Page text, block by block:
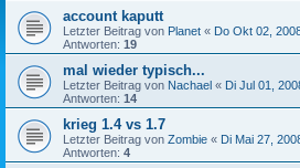
account kaputt
Letzter Beitrag von Planet « Do Okt 02,
Antworten: 19
mal wieder typisch...
Letzter Beitrag von Nachael « Di Jul 01,
Antworten: 14
krieg 1.4 vs 1.7
Letzter Beitrag von Zombie « Di Mai 27,
Antworten: 4